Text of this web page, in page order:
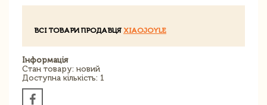
ВСІ ТОВАРИ ПРОДАВЦЯ XIAOJOYLE
Інформація
Стан товару: новий
Доступна кількість: 1